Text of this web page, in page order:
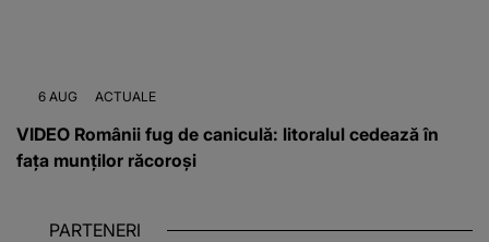
6 AUG ACTUALE
VIDEO Românii fug de caniculă: litoralul cedează în
fața munților răcoroși
PARTENERI